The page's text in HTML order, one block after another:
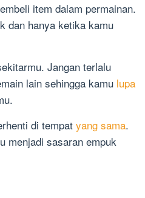
item dalam permainan.
dan hanya ketika kamu
Jangan terlalu
lain sehingga kamu lupa
di tempat yang sama.
menjadi sasaran empuk